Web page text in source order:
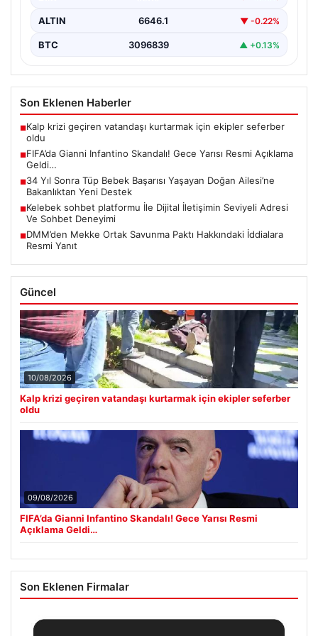
ALTIN 6646.1 ▼ -0.22%
BTC 3096839 ▲ +0.13%
Son Eklenen Haberler
■Kalp krizi geçiren vatandaşı kurtarmak için ekipler seferber
oldu
■FIFA’da Gianni Infantino Skandalı! Gece Yarısı Resmi Açıklama
Geldi…
■34 Yıl Sonra Tüp Bebek Başarısı Yaşayan Doğan Ailesi’ne
Bakanlıktan Yeni Destek
■Kelebek sohbet platformu İle Dijital İletişimin Seviyeli Adresi
Ve Sohbet Deneyimi
■DMM’den Mekke Ortak Savunma Paktı Hakkındaki İddialara
Resmi Yanıt
Güncel
10/08/2026
Kalp krizi geçiren vatandaşı kurtarmak için ekipler seferber
oldu
09/08/2026
FIFA’da Gianni Infantino Skandalı! Gece Yarısı Resmi
Açıklama Geldi…
Son Eklenen Firmalar